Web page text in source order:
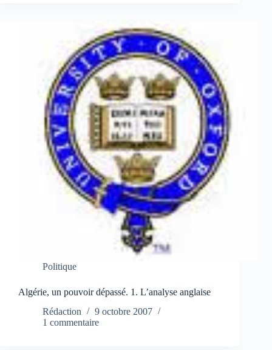
Politique
Algérie, un pouvoir dépassé. 1. L’analyse anglaise
Rédaction
9 octobre 2007
1 commentaire